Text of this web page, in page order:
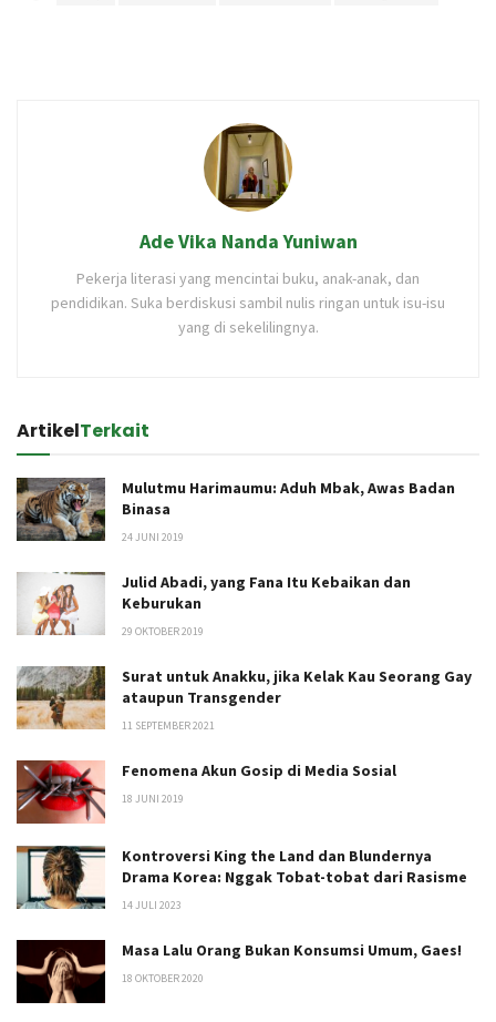
Ade Vika Nanda Yuniwan
Pekerja literasi yang mencintai buku, anak-anak, dan
pendidikan. Suka berdiskusi sambil nulis ringan untuk isu-isu
yang di sekelilingnya.
ArtikelTerkait
Mulutmu Harimaumu: Aduh Mbak, Awas Badan
Binasa
24 JUNI 2019
Julid Abadi, yang Fana Itu Kebaikan dan
Keburukan
29 OKTOBER 2019
Surat untuk Anakku, jika Kelak Kau Seorang Gay
ataupun Transgender
11 SEPTEMBER 2021
Fenomena Akun Gosip di Media Sosial
18 JUNI 2019
Kontroversi King the Land dan Blundernya
Drama Korea: Nggak Tobat-tobat dari Rasisme
14 JULI 2023
Masa Lalu Orang Bukan Konsumsi Umum, Gaes!
18 OKTOBER 2020